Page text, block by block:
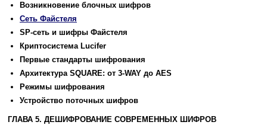
Возникновение блочных шифров
Сеть Файстеля
SP-сеть и шифры Файстеля
Криптосистема Lucifer
Первыe стандарты шифрования
Архитектура SQUARE: от 3-WAY до AES
Режимы шифрования
Устройство поточных шифров
ГЛАВА 5. ДЕШИФРОВАНИЕ СОВРЕМЕННЫХ ШИФРОВ